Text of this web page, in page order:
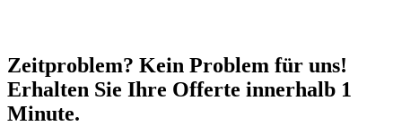
Zeitproblem? Kein Problem für uns!
Erhalten Sie Ihre Offerte innerhalb 1
Minute.